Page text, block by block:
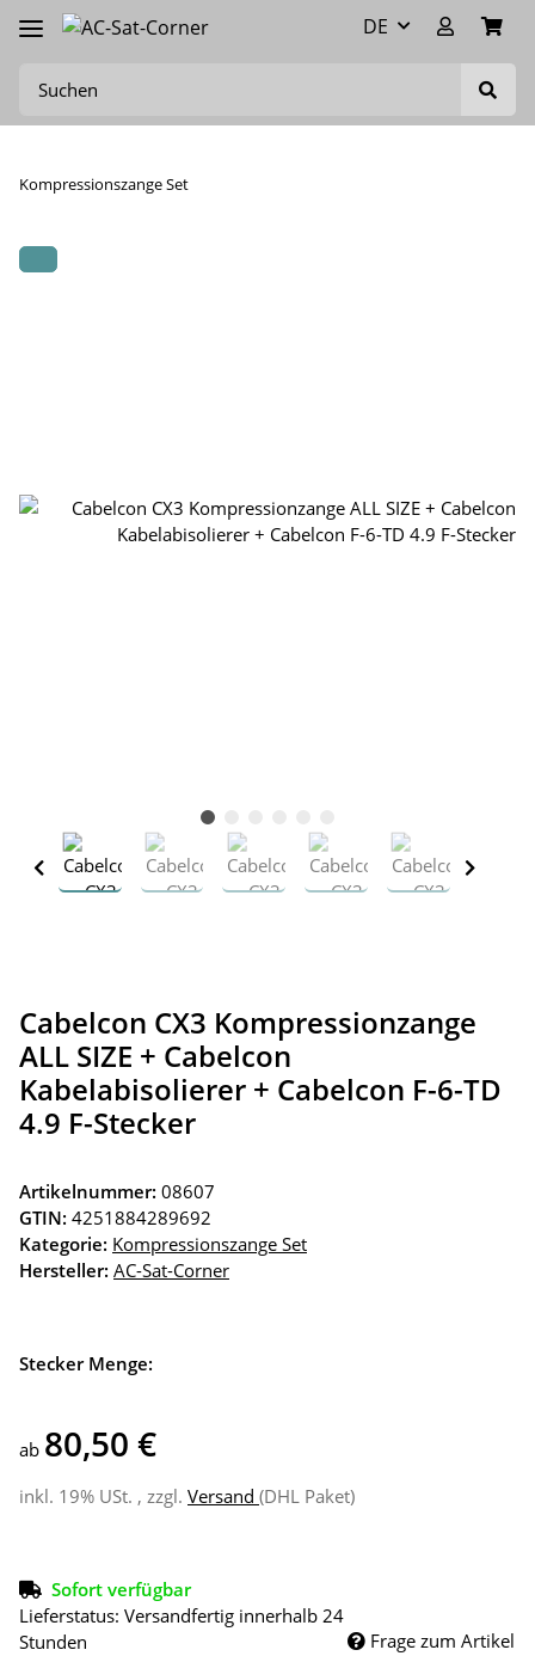
DE
Kompressionszange Set
Cabelcon CX3 Kompressionzange
ALL SIZE + Cabelcon
Kabelabisolierer + Cabelcon F-6-TD
4.9 F-Stecker
Artikelnummer: 08607
GTIN: 4251884289692
Kategorie: Kompressionszange Set
Hersteller: AC-Sat-Corner
Stecker Menge:
ab 80,50 €
inkl. 19% USt. , zzgl. Versand (DHL Paket)
Sofort verfügbar
Lieferstatus: Versandfertig innerhalb 24
Stunden
Frage zum Artikel